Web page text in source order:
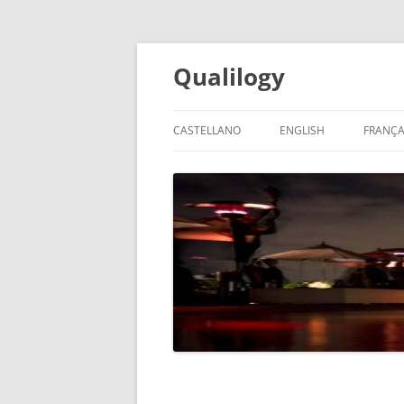
Qualilogy
CASTELLANO ENGLISH